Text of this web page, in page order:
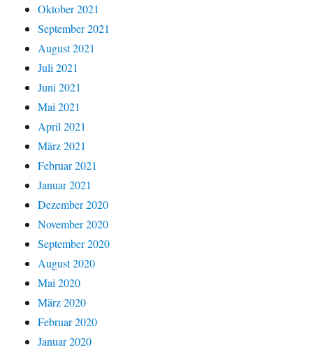
Oktober 2021
September 2021
August 2021
Juli 2021
Juni 2021
Mai 2021
April 2021
März 2021
Februar 2021
Januar 2021
Dezember 2020
November 2020
September 2020
August 2020
Mai 2020
März 2020
Februar 2020
Januar 2020